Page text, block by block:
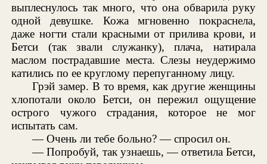
выплеснулось так много, что она обварила руку
одной девушке. Кожа мгновенно покраснела,
даже ногти стали красными от прилива крови, и
Бетси (так звали служанку), плача, натирала
маслом пострадавшие места. Слезы неудержимо
катились по ее круглому перепуганному лицу.
Грэй замер. В то время, как другие женщины
хлопотали около Бетси, он пережил ощущение
острого чужого страдания, которое не мог
испытать сам.
— Очень ли тебе больно? — спросил он.
— Попробуй, так узнаешь, — ответила Бетси,